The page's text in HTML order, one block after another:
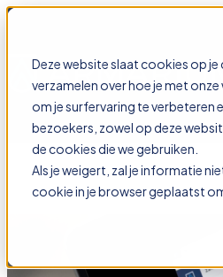
Deze website slaat cookies op
verzamelen over hoe je met
om je surfervaring te verbeteren
bezoekers, zowel op deze
de cookies die we gebruiken.
Als je weigert, zal je informatie
cookie in je browser geplaatst